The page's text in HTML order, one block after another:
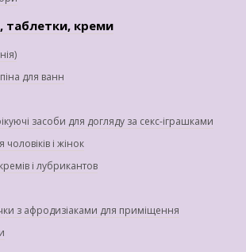
таблетки, креми
для ванн
засоби для догляду за секс-іграшками
і жінок
і лубрикантов
з афродизіаками для приміщення